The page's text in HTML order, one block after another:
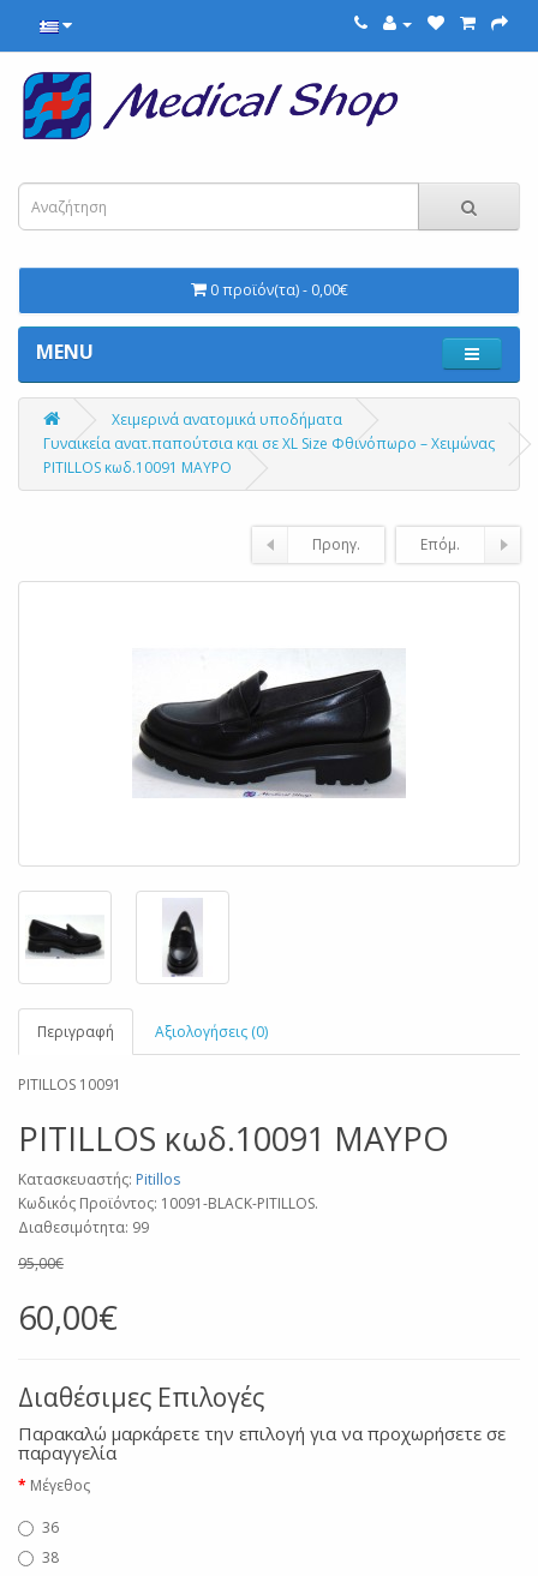
0 προϊόν(τα) - 0,00€
MENU
Χειμερινά ανατομικά υποδήματα
Γυναικεία ανατ.παπούτσια και σε XL Size Φθινόπωρο – Χειμώνας
PITILLOS κωδ.10091 ΜΑΥΡΟ
Προηγ. Επόμ.
Περιγραφή Αξιολογήσεις (0)
PITILLOS 10091
PITILLOS κωδ.10091 ΜΑΥΡΟ
Κατασκευαστής: Pitillos
Κωδικός Προϊόντος: 10091-BLACK-PITILLOS.
Διαθεσιμότητα: 99
95,00€
60,00€
Διαθέσιμες Επιλογές
Παρακαλώ μαρκάρετε την επιλογή για να προχωρήσετε σε
παραγγελία
Μέγεθος
36
38